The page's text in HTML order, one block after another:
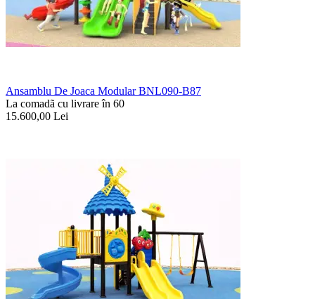
Ansamblu De Joaca Modular BNL090-B87
La comadã cu livrare în 60
15.600,00 Lei